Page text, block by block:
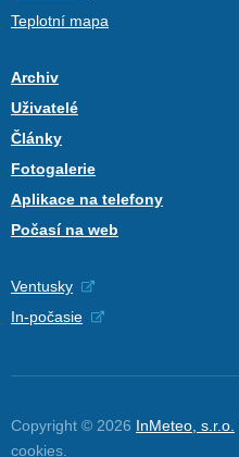
Teplotní mapa
Archiv
Uživatelé
Články
Fotogalerie
Aplikace na telefony
Počasí na web
Ventusky
In-počasie
Copyright © 2026 InMeteo, s.r.o.
cookies